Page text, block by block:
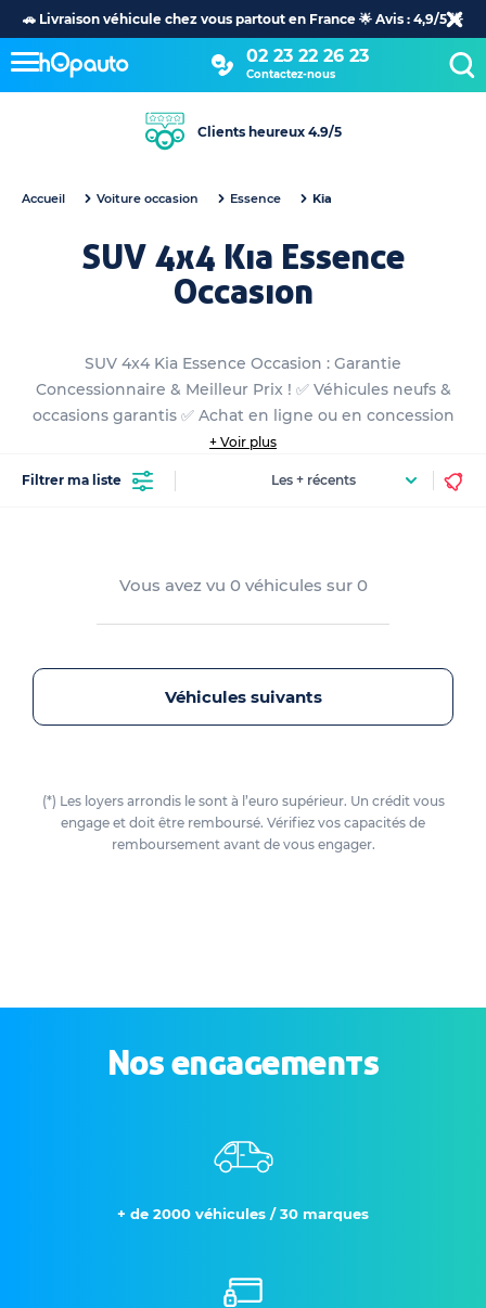
🚗 Livraison véhicule chez vous partout en France 🌟 Avis : 4,9/5 🌟
02 23 22 26 23
Contactez-nous
Clients heureux 4.9/5
Accueil Voiture occasion Essence Kia
SUV 4x4 Kia Essence
Occasion
SUV 4x4 Kia Essence Occasion : Garantie
Concessionnaire & Meilleur Prix ! ✅ Véhicules neufs &
occasions garantis ✅ Achat en ligne ou en concession
+ Voir plus
Filtrer ma liste
Vous avez vu 0 véhicules sur 0
Véhicules suivants
(*) Les loyers arrondis le sont à l’euro supérieur. Un crédit vous
engage et doit être remboursé. Vérifiez vos capacités de
remboursement avant de vous engager.
Nos engagements
+ de 2000 véhicules / 30 marques